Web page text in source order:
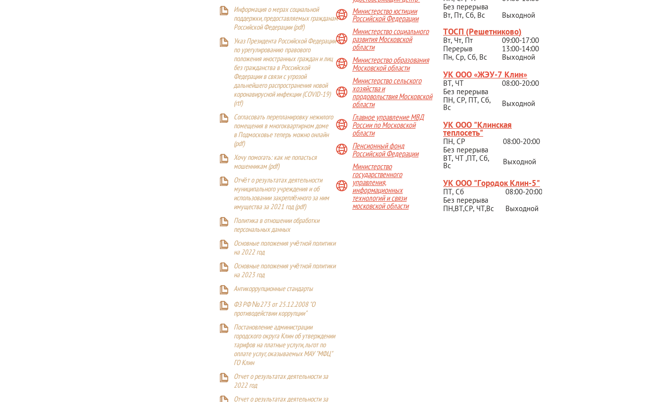
Информация о мерах социальной
поддержки, предоставляемых гражданам
Российской Федерации (pdf)
Указ Президента Российской Федерации
по урегулированию правового
положения иностранных граждан и лиц
без гражданства в Российской
Федерации в связи с угрозой
дальнейшего распространения новой
коронавирусной инфекции (COVID-19)
(rtf)
Согласовать перепланировку нежилого
помещения в многоквартирном доме
в Подмосковье теперь можно онлайн
(pdf)
Хочу помогать: как не попасться
мошенникам (pdf)
Отчёт о результатах деятельности
муниципального учреждения и об
использовании закреплённого за ним
имущества за 2021 год (pdf)
Политика в отношении обработки
персональных данных
Основные положения учётной политики
на 2022 год
Основные положения учётной политики
на 2023 год
Антикоррупционные стандарты
ФЗ РФ №273 от 25.12.2008 "О
противодействии коррупции"
Постановление администрации
городского округа Клин об утверждении
тарифов на платные услуги, льгот по
оплате услуг, оказываемых МАУ "МФЦ"
ГО Клин
Отчет о результатах деятельности за
2022 год
Отчет о результатах деятельности за
Министерство юстиции
Российской Федерации
Министерство социального
развития Московской
области
Министерство образования
Московской области
Министерство сельского
хозяйства и
продовольствия Московской
области
Главное управление МВД
России по Московской
области
Пенсионный фонд
Российской Федерации
Министерство
государственного
управления,
информационных
технологий и связи
московской области
Без перерыва
Вт, Пт, Сб, Вс
Выходной
ТОСП (Решетниково)
Вт, Чт, Пт
09:00-17:00
Перерыв
13:00-14:00
Пн, Ср, Сб, Вс
Выходной
УК ООО «ЖЭУ-7 Клин»
ВТ, ЧТ
08:00-20:00
Без перерыва
ПН, СР, ПТ, Сб,
Вс Выходной
УК ООО "Клинская
теплосеть"
ПН, СР
08:00-20:00
Без перерыва
ВТ, ЧТ ,ПТ, Сб,
Вс Выходной
УК ООО "Городок Клин-5"
ПТ, Сб
08:00-20:00
Без перерыва
ПН,ВТ,СР, ЧТ,Вс Выходной